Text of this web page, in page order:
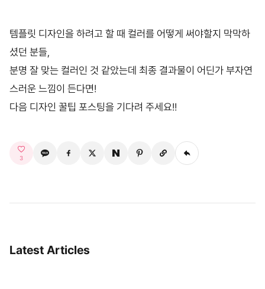
템플릿 디자인을 하려고 할 때 컬러를 어떻게 써야할지 막막하
셨던 분들,
분명 잘 맞는 컬러인 것 같았는데 최종 결과물이 어딘가 부자연
스러운 느낌이 든다면!
다음 디자인 꿀팁 포스팅을 기다려 주세요!!
3
Latest Articles